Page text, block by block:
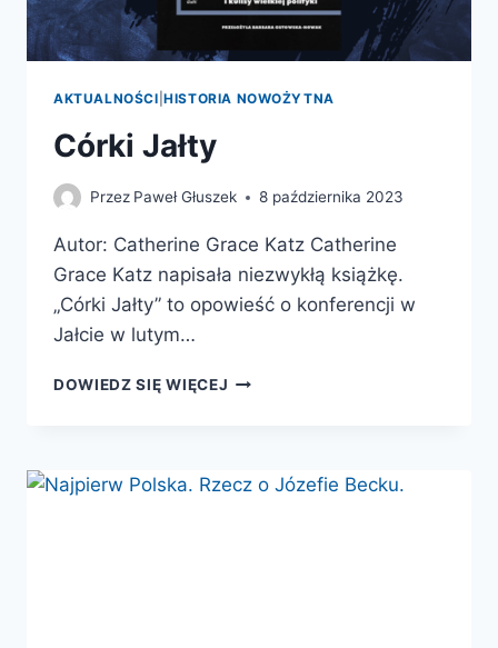
AKTUALNOŚCI |HISTORIA NOWOŻYTNA
Córki Jałty
Przez Paweł Głuszek 8 października 2023
Autor: Catherine Grace Katz Catherine
Grace Katz napisała niezwykłą książkę.
„Córki Jałty” to opowieść o konferencji w
Jałcie w lutym…
DOWIEDZ SIĘ WIĘCEJ CÓRKI